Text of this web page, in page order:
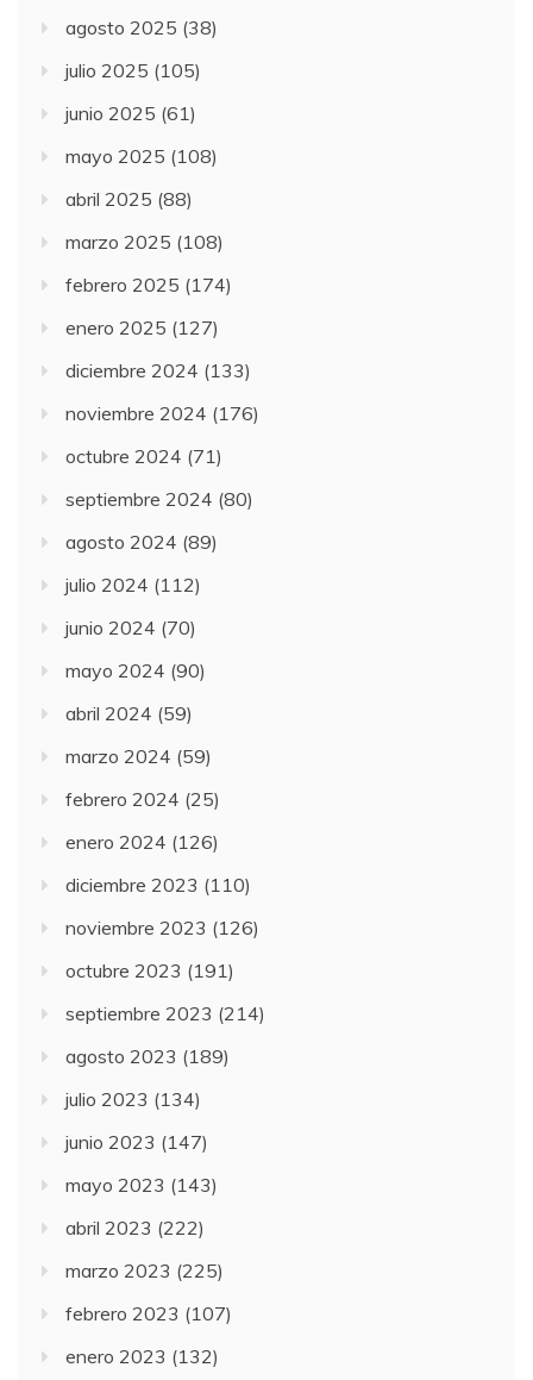
agosto 2025 (38)
julio 2025 (105)
junio 2025 (61)
mayo 2025 (108)
abril 2025 (88)
marzo 2025 (108)
febrero 2025 (174)
enero 2025 (127)
diciembre 2024 (133)
noviembre 2024 (176)
octubre 2024 (71)
septiembre 2024 (80)
agosto 2024 (89)
julio 2024 (112)
junio 2024 (70)
mayo 2024 (90)
abril 2024 (59)
marzo 2024 (59)
febrero 2024 (25)
enero 2024 (126)
diciembre 2023 (110)
noviembre 2023 (126)
octubre 2023 (191)
septiembre 2023 (214)
agosto 2023 (189)
julio 2023 (134)
junio 2023 (147)
mayo 2023 (143)
abril 2023 (222)
marzo 2023 (225)
febrero 2023 (107)
enero 2023 (132)